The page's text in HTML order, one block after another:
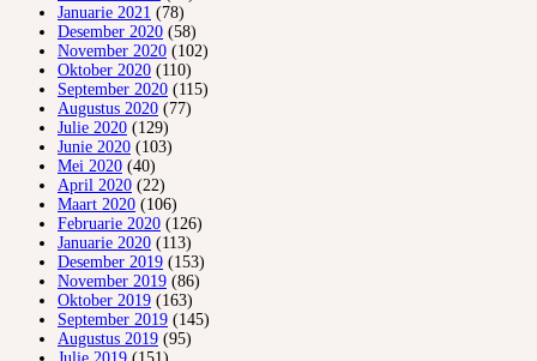
Januarie 2021 (78)
Desember 2020 (58)
November 2020 (102)
Oktober 2020 (110)
September 2020 (115)
Augustus 2020 (77)
Julie 2020 (129)
Junie 2020 (103)
Mei 2020 (40)
April 2020 (22)
Maart 2020 (106)
Februarie 2020 (126)
Januarie 2020 (113)
Desember 2019 (153)
November 2019 (86)
Oktober 2019 (163)
September 2019 (145)
Augustus 2019 (95)